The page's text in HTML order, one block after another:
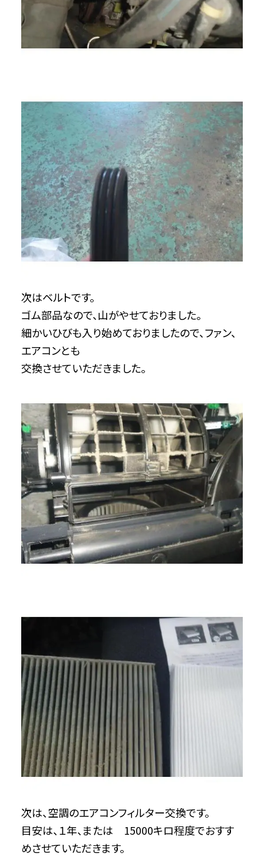
次はベルトです。
ゴム部品なので、山がやせておりました。
細かいひびも入り始めておりましたので、ファン、
エアコンとも
交換させていただきました。
次は、空調のエアコンフィルター交換です。
目安は、１年、または 15000キロ程度でおすす
めさせていただきます。